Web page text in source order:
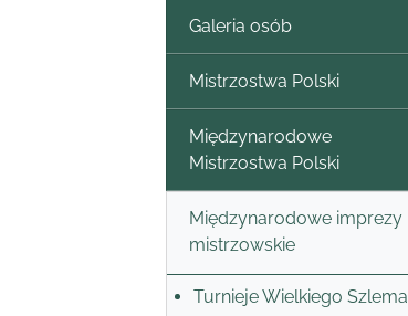
Galeria osób
Mistrzostwa Polski
Międzynarodowe
Mistrzostwa Polski
Międzynarodowe imprezy
mistrzowskie
Turnieje Wielkiego Szlema